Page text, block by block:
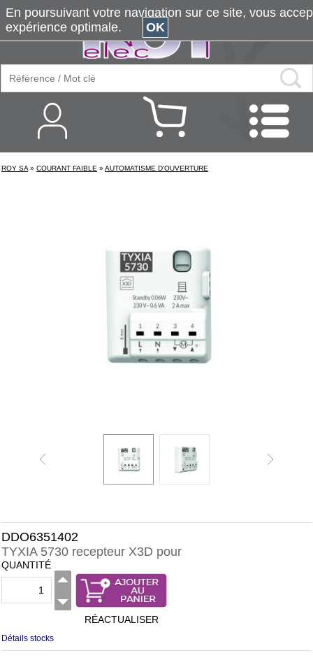
ROY SA » COURANT FAIBLE » AUTOMATISME D'OUVERTURE
DDO6351402
TYXIA 5730 recepteur X3D pour
QUANTITÉ
RÉACTUALISER
Détails stocks
En poursuivant votre navigation sur ce site, vous
expérience optimale.
OK